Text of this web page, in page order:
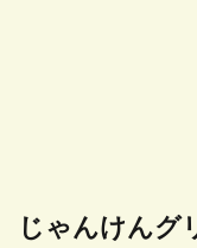
じゃんけんグ